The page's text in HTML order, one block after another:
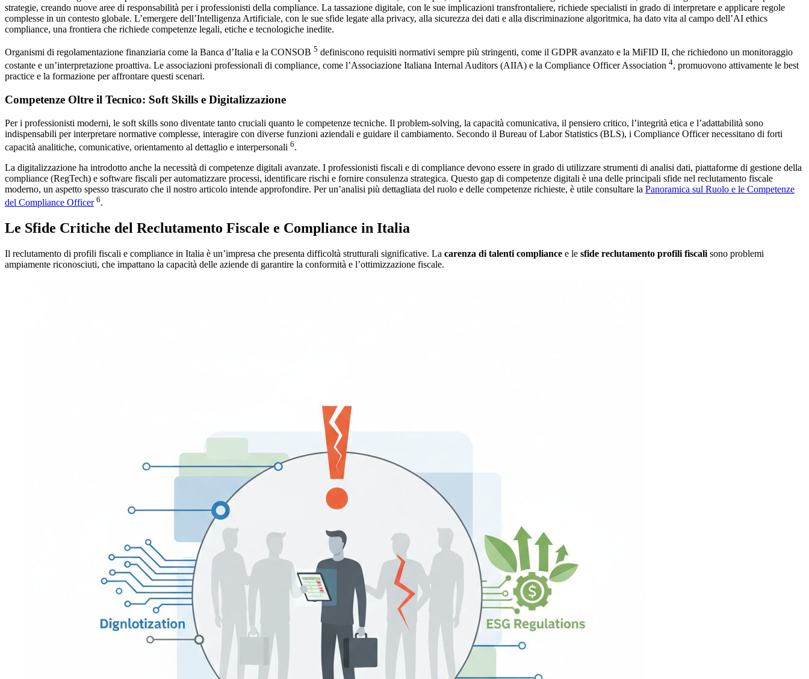
strategie, creando nuove aree di responsabilità per i professionisti della compliance. La tassazione digitale, con le sue implicazioni transfrontaliere, richiede specialisti in grado di interpretare e applicare regole
complesse in un contesto globale. L’emergere dell’Intelligenza Artificiale, con le sue sfide legate alla privacy, alla sicurezza dei dati e alla discriminazione algoritmica, ha dato vita al campo dell’AI ethics
compliance, una frontiera che richiede competenze legali, etiche e tecnologiche inedite.
Organismi di regolamentazione finanziaria come la Banca d’Italia e la CONSOB 5 definiscono requisiti normativi sempre più stringenti, come il GDPR avanzato e la MiFID II, che richiedono un monitoraggio
costante e un’interpretazione proattiva. Le associazioni professionali di compliance, come l’Associazione Italiana Internal Auditors (AIIA) e la Compliance Officer Association 4, promuovono attivamente le best
practice e la formazione per affrontare questi scenari.
Competenze Oltre il Tecnico: Soft Skills e Digitalizzazione
Per i professionisti moderni, le soft skills sono diventate tanto cruciali quanto le competenze tecniche. Il problem-solving, la capacità comunicativa, il pensiero critico, l’integrità etica e l’adattabilità sono
indispensabili per interpretare normative complesse, interagire con diverse funzioni aziendali e guidare il cambiamento. Secondo il Bureau of Labor Statistics (BLS), i Compliance Officer necessitano di forti
capacità analitiche, comunicative, orientamento al dettaglio e interpersonali 6.
La digitalizzazione ha introdotto anche la necessità di competenze digitali avanzate. I professionisti fiscali e di compliance devono essere in grado di utilizzare strumenti di analisi dati, piattaforme di gestione della
compliance (RegTech) e software fiscali per automatizzare processi, identificare rischi e fornire consulenza strategica. Questo gap di competenze digitali è una delle principali sfide nel reclutamento fiscale
moderno, un aspetto spesso trascurato che il nostro articolo intende approfondire. Per un’analisi più dettagliata del ruolo e delle competenze richieste, è utile consultare la Panoramica sul Ruolo e le Competenze
del Compliance Officer 6.
Le Sfide Critiche del Reclutamento Fiscale e Compliance in Italia
Il reclutamento di profili fiscali e compliance in Italia è un’impresa che presenta difficoltà strutturali significative. La carenza di talenti compliance e le sfide reclutamento profili fiscali sono problemi
ampiamente riconosciuti, che impattano la capacità delle aziende di garantire la conformità e l’ottimizzazione fiscale.